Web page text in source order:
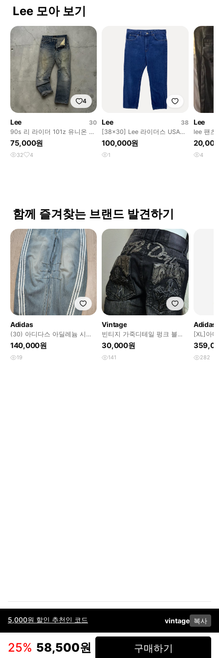
5,000원 할인 추천인 코드 vintage 복사
25% 58,500원 구매하기
Lee 모아 보기
4
Lee
30
90s 리 라이더 101z 유니온 메
이드
75,000원
32 4
Lee
38
[38x30] Lee 라이더스 USA
100,000원
1
Lee
lee 팬츠
4
함께 즐겨찾는 브랜드 발견하기
Adidas
(30) 아디다스 아딜레늄 시즌
3 바나나 피티드 워시드 데님
팬츠 블루
140,000원
19
Vintage
빈티지 가죽디테일 펑크 블랙
데님팬츠
30,000원
141
Adidas
[XL]아
컨스트
282
이용약관고객센터판매개인정보 처리방침사업자 정보다운로드
인스타그램
페이스북